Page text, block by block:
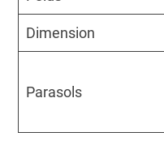
Dimension
Parasols